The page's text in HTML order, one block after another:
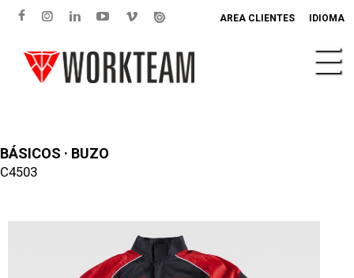
AREA CLIENTES IDIOMA
BÁSICOS · BUZO
C4503